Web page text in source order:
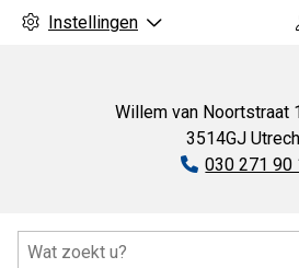
Instellingen
Willem van Noortstraat
3514GJ
Tel:
030 271 90